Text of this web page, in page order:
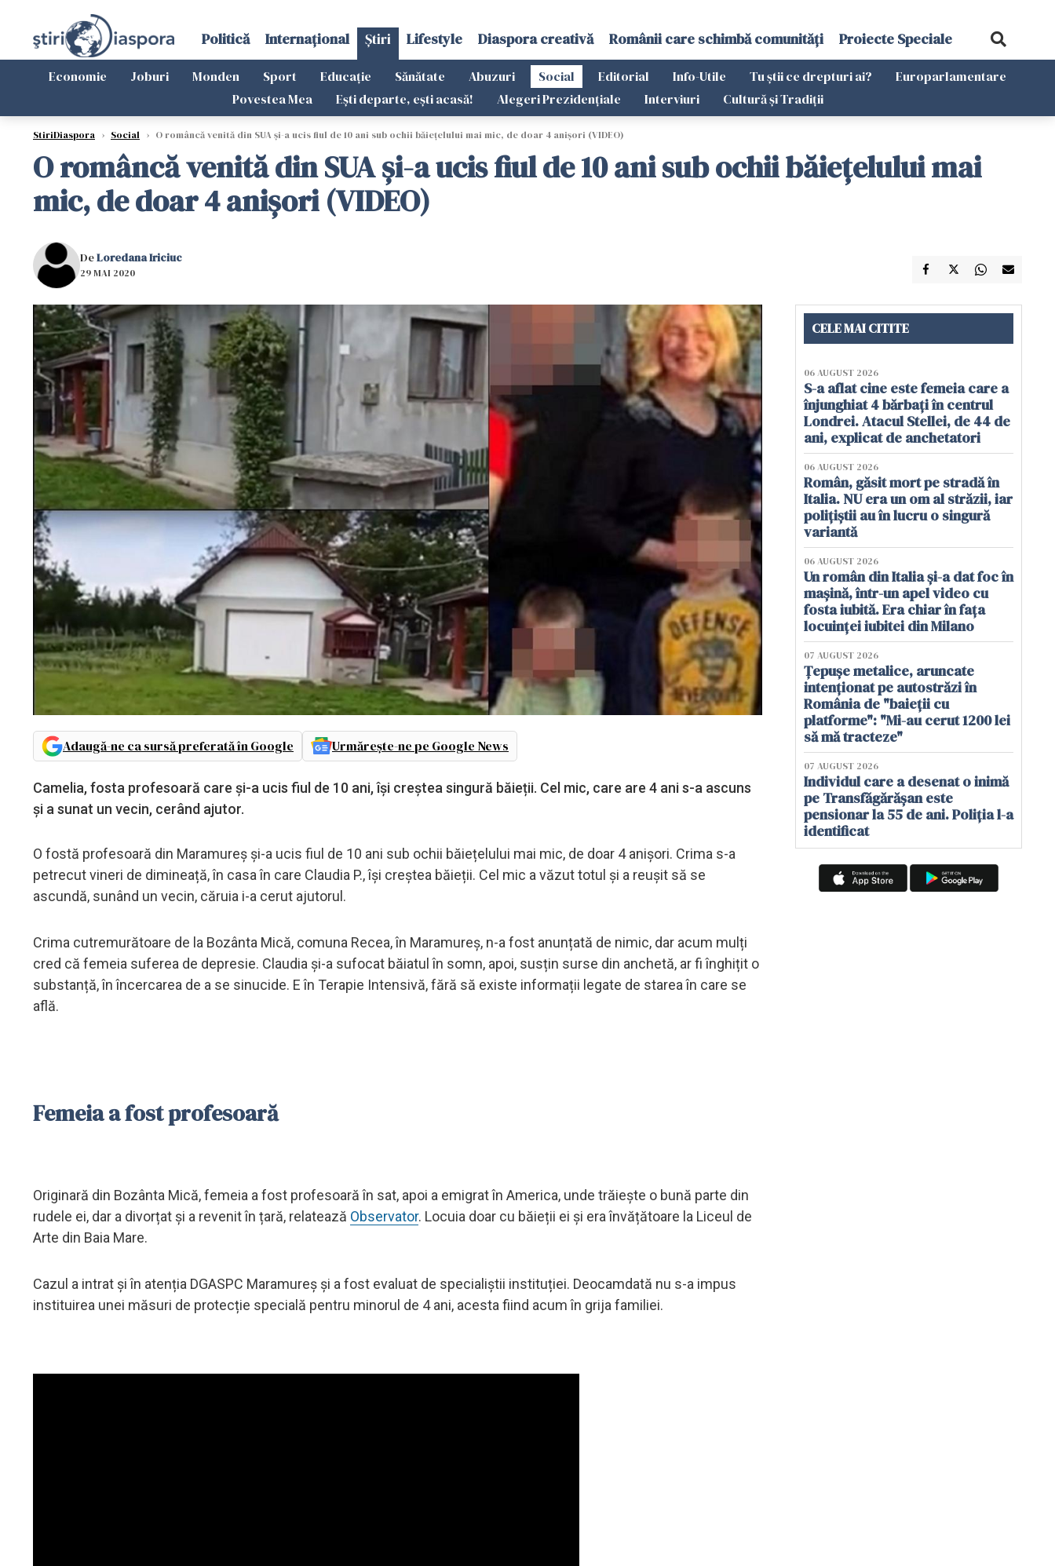
Politică Internațional Știri Lifestyle Diaspora creativă Românii care schimbă comunități Proiecte Speciale
Economie Joburi Monden Sport Educație Sănătate Abuzuri Social Editorial Info-Utile Tu știi ce drepturi ai?
Europarlamentare
Povestea Mea
Ești departe, ești acasă! Alegeri Prezidențiale Interviuri Cultură și Tradiții
StiriDiaspora › Social › O româncă venită din SUA și-a ucis fiul de 10 ani sub ochii băiețelului mai mic, de doar 4 anișori (VIDEO)
O româncă venită din SUA și-a ucis fiul de 10 ani sub ochii băiețelului mai
mic, de doar 4 anișori (VIDEO)
DeLoredana Iriciuc
29 MAI 2020
Adaugă-ne ca sursă preferată în Google Urmărește-ne pe Google News
Camelia, fosta profesoară care și-a ucis fiul de 10 ani, își creștea singură băieții. Cel mic, care are 4 ani s-a ascuns
și a sunat un vecin, cerând ajutor.
O fostă profesoară din Maramureș și-a ucis fiul de 10 ani sub ochii băiețelului mai mic, de doar 4 anișori. Crima s-a
petrecut vineri de dimineață, în casa în care Claudia P., își creștea băieții. Cel mic a văzut totul și a reușit să se
ascundă, sunând un vecin, căruia i-a cerut ajutorul.
Crima cutremurătoare de la Bozânta Mică, comuna Recea, în Maramureș, n-a fost anunțată de nimic, dar acum mulți
cred că femeia suferea de depresie. Claudia și-a sufocat băiatul în somn, apoi, susțin surse din anchetă, ar fi înghițit o
substanță, în încercarea de a se sinucide. E în Terapie Intensivă, fără să existe informații legate de starea în care se
află.
Femeia a fost profesoară
Originară din Bozânta Mică, femeia a fost profesoară în sat, apoi a emigrat în America, unde trăiește o bună parte din
rudele ei, dar a divorțat și a revenit în țară, relatează Observator. Locuia doar cu băieții ei și era învățătoare la Liceul de
Arte din Baia Mare.
Cazul a intrat și în atenția DGASPC Maramureș și a fost evaluat de specialiștii instituției. Deocamdată nu s-a impus
instituirea unei măsuri de protecție specială pentru minorul de 4 ani, acesta fiind acum în grija familiei.
CELE MAI CITITE
06 AUGUST 2026
S-a aflat cine este femeia care a
înjunghiat 4 bărbați în centrul
Londrei. Atacul Stellei, de 44 de
ani, explicat de anchetatori
06 AUGUST 2026
Român, găsit mort pe stradă în
Italia. NU era un om al străzii, iar
polițiștii au în lucru o singură
variantă
06 AUGUST 2026
Un român din Italia și-a dat foc în
mașină, într-un apel video cu
fosta iubită. Era chiar în fața
locuinței iubitei din Milano
07 AUGUST 2026
Țepușe metalice, aruncate
intenționat pe autostrăzi în
România de "baieții cu
platforme": "Mi-au cerut 1200 lei
să mă tracteze"
07 AUGUST 2026
Individul care a desenat o inimă
pe Transfăgărășan este
pensionar la 55 de ani. Poliția l-a
identificat